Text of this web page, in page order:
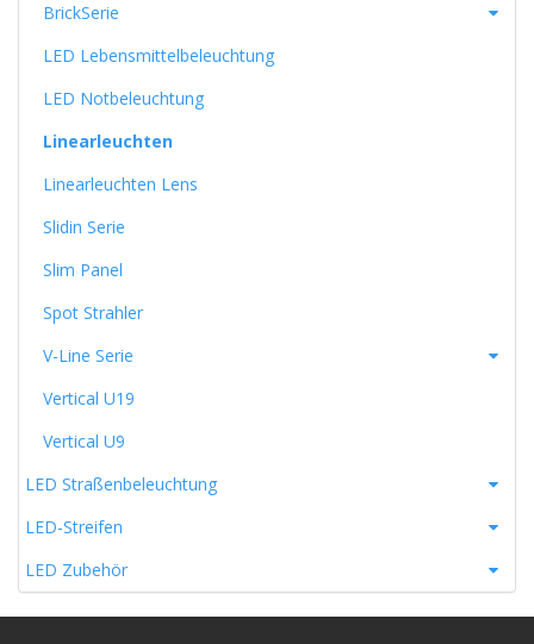
BrickSerie
LED Lebensmittelbeleuchtung
LED Notbeleuchtung
Linearleuchten
Linearleuchten Lens
Slidin Serie
Slim Panel
Spot Strahler
V-Line Serie
Vertical U19
Vertical U9
LED Straßenbeleuchtung
LED-Streifen
LED Zubehör